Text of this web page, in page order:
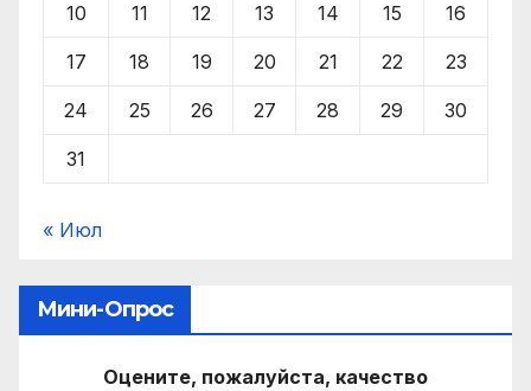
10 11 12 13 14 15 16
17 18 19 20 21 22 23
24 25 26 27 28 29 30
31
« Июл
Мини-Опрос
Оцените, пожалуйста, качество